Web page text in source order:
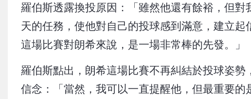
羅伯斯透露換投原因：「雖然他還有餘裕，但
天的任務，使他對自己的投球感到滿意，建立
這場比賽對朗希來說，是一場非常棒的先發。」
羅伯斯點出，朗希這場比賽不再糾結於投球姿
信念：「當然，我可以一直提醒他，但最重要